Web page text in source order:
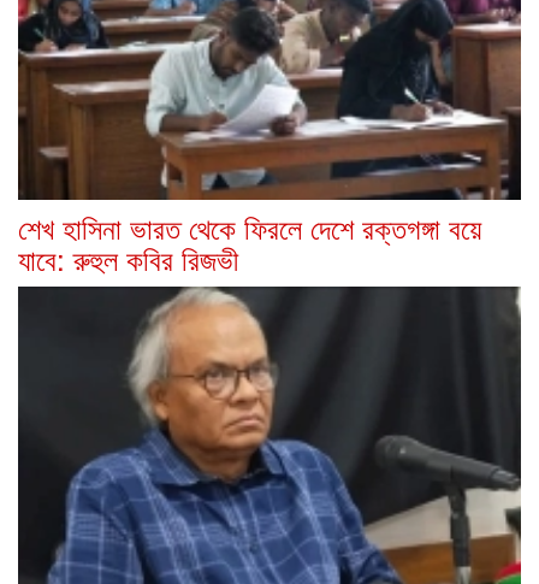
শেখ হাসিনা ভারত থেকে ফিরলে দেশে রক্তগঙ্গা বয়ে
যাবে: রুহুল কবির রিজভী